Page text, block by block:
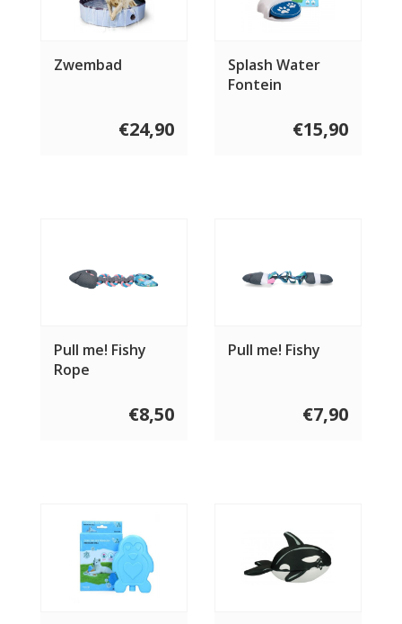
Zwembad
€24,90
Splash Water
Fontein
€15,90
Pull me! Fishy
Rope
€8,50
Pull me! Fishy
€7,90